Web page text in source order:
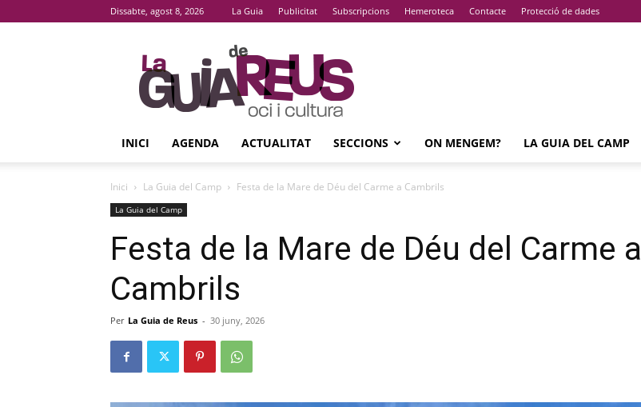
Dissabte, agost 8, 2026 La Guia Publicitat Subscripcions Hemeroteca Contacte Protecció de dades
La
Guia
De
Reus
INICI AGENDA ACTUALITAT SECCIONS ON MENGEM? LA GUIA DEL CAMP
Inici La Guia del Camp Festa de la Mare de Déu del Carme a Cambrils
La Guia del Camp
Festa de la Mare de Déu del Carme a
Cambrils
Per La Guia de Reus - 30 juny, 2026